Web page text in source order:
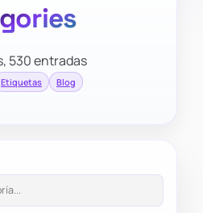
530 entradas
Etiquetas Blog